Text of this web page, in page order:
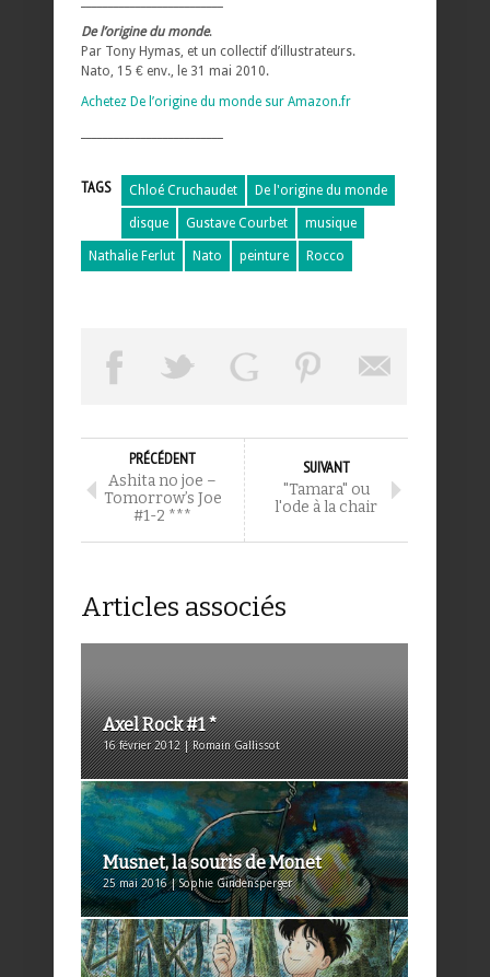
De l’origine du monde.
Par Tony Hymas, et un collectif d’illustrateurs.
Nato, 15 € env., le 31 mai 2010.
Achetez De l’origine du monde sur Amazon.fr
TAGS Chloé Cruchaudet De l'origine du monde
disque Gustave Courbet musique
Nathalie Ferlut Nato peinture Rocco
PRÉCÉDENT
Ashita no joe –
Tomorrow’s Joe
#1-2 ***
SUIVANT
"Tamara" ou
l'ode à la chair
Articles associés
Axel Rock #1 *
16 février 2012 | Romain Gallissot
Musnet, la souris de Monet
25 mai 2016 | Sophie Gindensperger